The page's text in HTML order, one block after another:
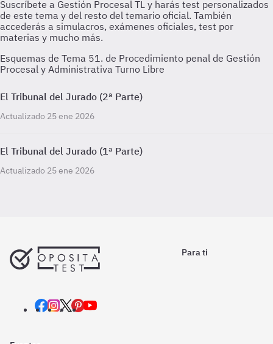
Esquemas de Tema 51. de Procedimiento penal de Gestión
Procesal y Administrativa Turno Libre
El Tribunal del Jurado (2ª Parte)
Actualizado 25 ene 2026
El Tribunal del Jurado (1ª Parte)
Actualizado 25 ene 2026
Para ti